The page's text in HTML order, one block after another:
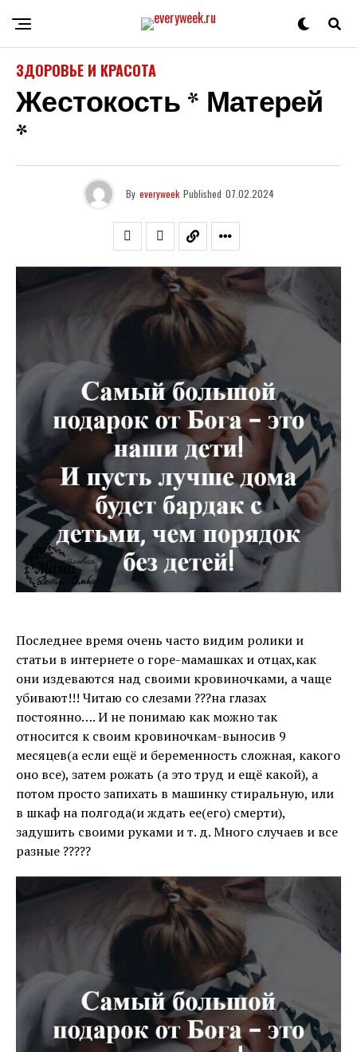
ЗДОРОВЬЕ И КРАСОТА
Жестокость * Матерей
*
By everyweek Published 07.02.2024
Последнее время очень часто видим ролики и
статьи в интернете о горе-мамашках и отцах,как
они издеваются над своими кровиночками, а чаще
убивают!!! Читаю со слезами ???на глазах
постоянно…. И не понимаю как можно так
относится к своим кровиночкам-выносив 9
месяцев(а если ещё и беременность сложная, какого
оно все), затем рожать (а это труд и ещё какой), а
потом просто запихать в машинку стиральную, или
в шкаф на полгода(и ждать ее(его) смерти),
задушить своими руками и т. д. Много случаев и все
разные ?????